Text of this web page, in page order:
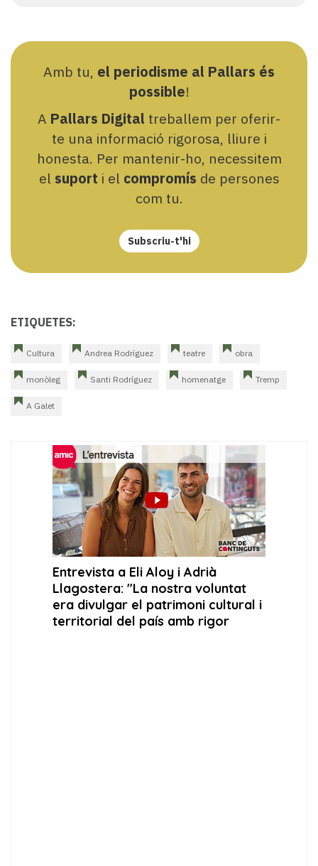
Amb tu, el periodisme al Pallars és
possible!
A Pallars Digital treballem per oferir-
te una informació rigorosa, lliure i
honesta. Per mantenir-ho, necessitem
el suport i el compromís de persones
com tu.
Subscriu-t'hi
ETIQUETES:
Cultura Andrea Rodríguez teatre obra
monòleg Santi Rodríguez homenatge Tremp
A Galet